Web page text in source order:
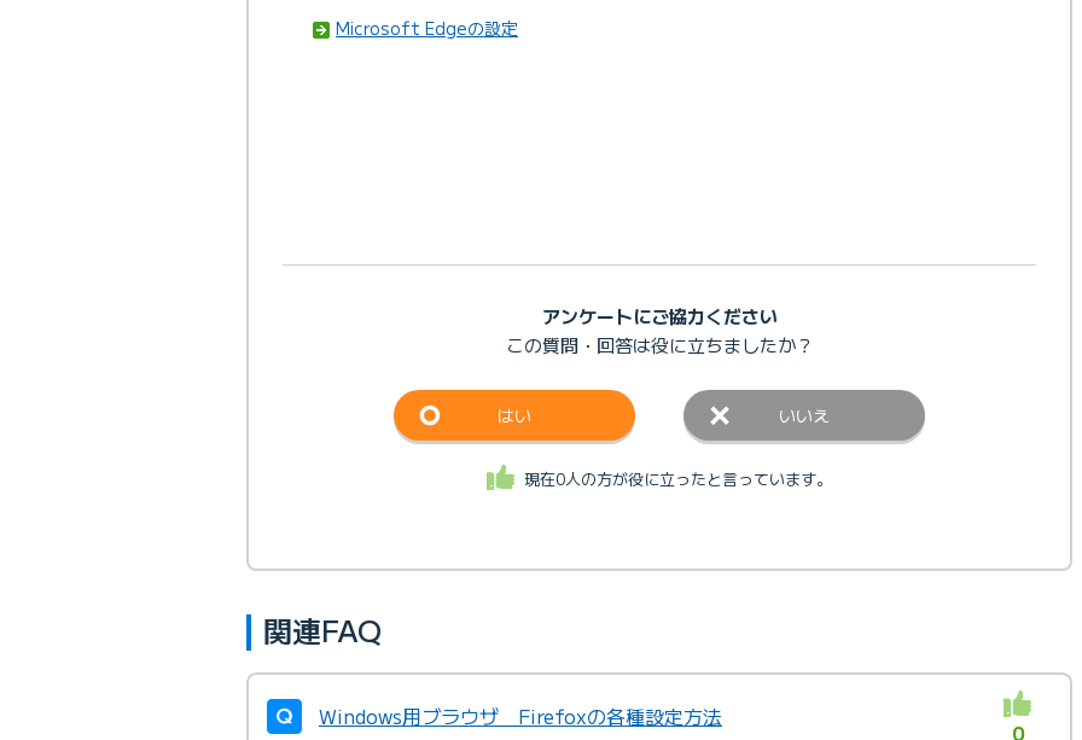
Microsoft Edgeの設定
アンケートにご協力ください
この質問・回答は役に立ちましたか？
はい いいえ
現在0人の方が役に立ったと言っています。
関連FAQ
Windows用ブラウザ Firefoxの各種設定方法
0